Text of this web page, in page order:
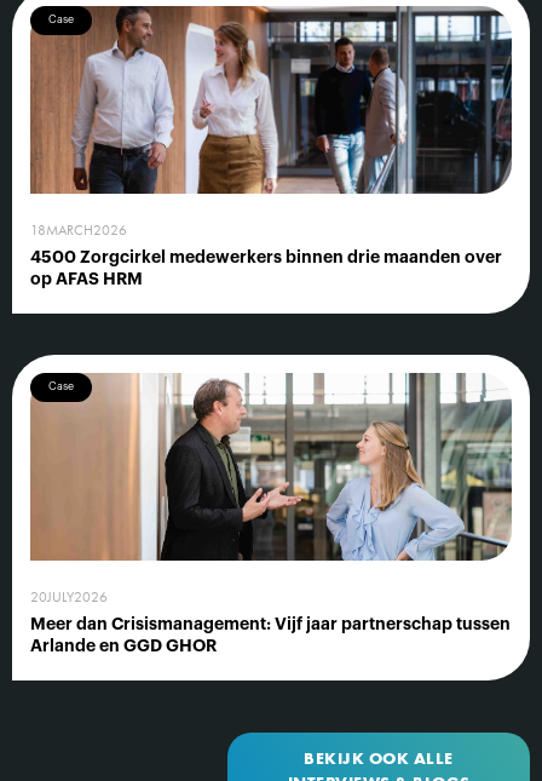
Case
18MARCH2026
4500 Zorgcirkel medewerkers binnen drie maanden over
op AFAS HRM
Case
20JULY2026
Meer dan Crisismanagement: Vijf jaar partnerschap tussen
Arlande en GGD GHOR
BEKIJK OOK ALLE